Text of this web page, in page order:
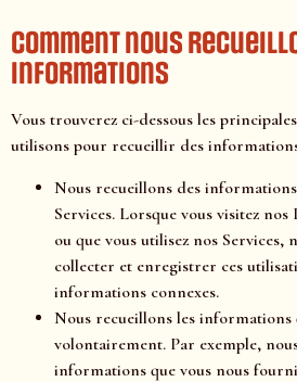
Comment nous
informations
Vous trouverez ci-dessous les
utilisons pour recueillir des
Nous recueillons des
Services. Lorsque vous visitez
ou que vous utilisez nos Services,
collecter et enregistrer ces
informations connexes.
Nous recueillons les informations
volontairement. Par exemple,
informations que vous nous